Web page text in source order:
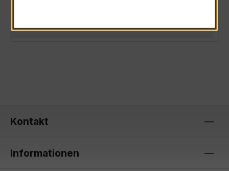
Kontakt
Informationen